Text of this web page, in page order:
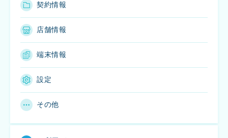
契約情報
店舗情報
端末情報
設定
その他